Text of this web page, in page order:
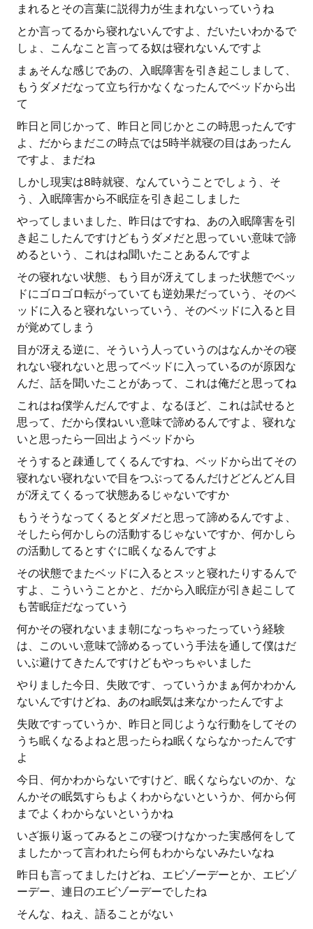
まれるとその言葉に説得力が生まれないっていうね
とか言ってるから寝れないんですよ、だいたいわかるで
しょ、こんなこと言ってる奴は寝れないんですよ
まぁそんな感じであの、入眠障害を引き起こしまして、
もうダメだなって立ち行かなくなったんでベッドから出
て
昨日と同じかって、昨日と同じかとこの時思ったんです
よ、だからまだこの時点では5時半就寝の目はあったん
ですよ、まだね
しかし現実は8時就寝、なんていうことでしょう、そ
う、入眠障害から不眠症を引き起こしました
やってしまいました、昨日はですね、あの入眠障害を引
き起こしたんですけどもうダメだと思っていい意味で諦
めるという、これはね聞いたことあるんですよ
その寝れない状態、もう目が冴えてしまった状態でベッ
ドにゴロゴロ転がっていても逆効果だっていう、そのベ
ッドに入ると寝れないっていう、そのベッドに入ると目
が覚めてしまう
目が冴える逆に、そういう人っていうのはなんかその寝
れない寝れないと思ってベッドに入っているのが原因な
んだ、話を聞いたことがあって、これは俺だと思ってね
これはね僕学んだんですよ、なるほど、これは試せると
思って、だから僕ねいい意味で諦めるんですよ、寝れな
いと思ったら一回出ようベッドから
そうすると疎通してくるんですね、ベッドから出てその
寝れない寝れないで目をつぶってるんだけどどんどん目
が冴えてくるって状態あるじゃないですか
もうそうなってくるとダメだと思って諦めるんですよ、
そしたら何かしらの活動するじゃないですか、何かしら
の活動してるとすぐに眠くなるんですよ
その状態でまたベッドに入るとスッと寝れたりするんで
すよ、こういうことかと、だから入眠症が引き起こして
も苦眠症だなっていう
何かその寝れないまま朝になっちゃったっていう経験
は、このいい意味で諦めるっていう手法を通して僕はだ
いぶ避けてきたんですけどもやっちゃいました
やりました今日、失敗です、っていうかまぁ何かわかん
ないんですけどね、あのね眠気は来なかったんですよ
失敗ですっていうか、昨日と同じような行動をしてその
うち眠くなるよねと思ったらね眠くならなかったんです
よ
今日、何かわからないですけど、眠くならないのか、な
んかその眠気すらもよくわからないというか、何から何
までよくわからないというかね
いざ振り返ってみるとこの寝つけなかった実感何をして
ましたかって言われたら何もわからないみたいなね
昨日も言ってましたけどね、エビゾーデーとか、エビゾ
ーデー、連日のエビゾーデーでしたね
そんな、ねえ、語ることがない